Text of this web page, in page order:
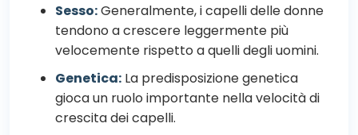
Sesso:Generalmente, i capelli delle donne
tendono a crescere leggermente più
velocemente rispetto a quelli degli uomini.
Genetica: La predisposizione genetica
gioca un ruolo importante nella velocità di
crescita dei capelli.